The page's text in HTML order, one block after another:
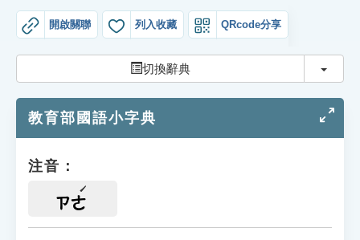
教學應用
貓頭鷹博士
開啟關聯 列入收藏 QRcode分享
切換辭典 切換
教育部國語小字典
注音：
ㄗㄜ